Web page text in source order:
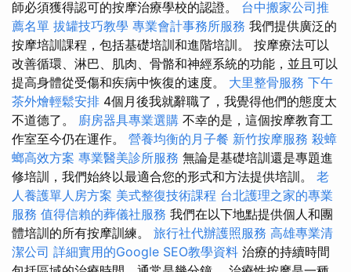
師必須獲得認可的按摩治療學校的認證。 台中搬家公司推
薦名單 拔罐技巧教學 專業會計事務所服務 我們提供廣泛的
按摩培訓課程，包括基礎培訓和進階培訓。 按摩療法可以
改善循環、淋巴、肌肉、骨骼和神經系統的功能，並且可以
提高身體從受傷和疾病中恢復的速度。 大里整骨服務 下午
茶外燴輕鬆安排 4個月後我就辭職了，我覺得他們的態度太
不道德了。 廚房器具專業選購 不幸的是，這個按摩教育工
作室至今仍在運作。 營養均衡的月子餐 新竹按摩服務 殺蟑
螂高效方案 專業醫美診所服務 無論是基礎培訓還是專題進
修培訓，我們始終以最適合您的形式和方法提供培訓。 老
人養護單人房方案 美式整復技術課程 台北護理之家的專業
服務 值得信賴的葬儀社服務 我們在以下地點提供個人和團
體培訓的所有按摩訓練。 旅行社代辦護照服務 高雄專業清
潔公司 詳細實用的Google SEO教學資料 治療的持續時間